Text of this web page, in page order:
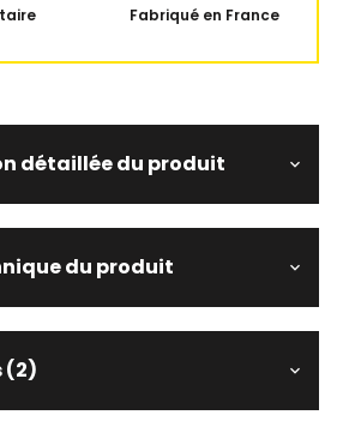
Fabriqué en France
détaillée du produit
du produit
(2)